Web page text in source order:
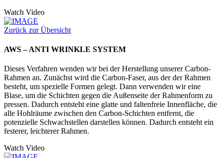
Watch Video
Zurück zur Übersicht
AWS – ANTI WRINKLE SYSTEM
Dieses Verfahren wenden wir bei der Herstellung unserer Carbon-
Rahmen an. Zunächst wird die Carbon-Faser, aus der der Rahmen
besteht, um spezielle Formen gelegt. Dann verwenden wir eine
Blase, um die Schichten gegen die Außenseite der Rahmenform zu
pressen. Dadurch entsteht eine glatte und faltenfreie Innenfläche, die
alle Hohlräume zwischen den Carbon-Schichten entfernt, die
potenzielle Schwachstellen darstellen können. Dadurch entsteht ein
festerer, leichterer Rahmen.
Watch Video